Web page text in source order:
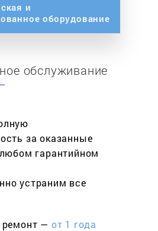
и
оборудование
обслуживание
за оказанные
гарантийном
устраним все
ремонт — от 1 года